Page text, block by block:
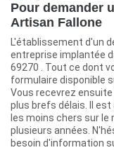
Pour demander
Artisan Fallone
L'établissement d'un
entreprise implantée
69270 . Tout ce dont
formulaire disponible
Vous recevrez
plus brefs délais. Il
les moins chers sur
plusieurs années.
besoin d'information